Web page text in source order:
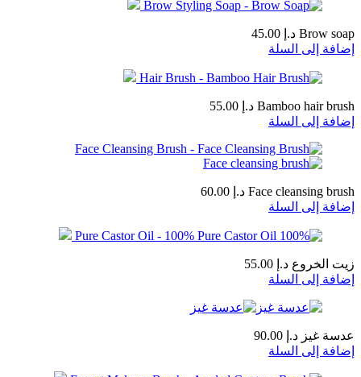
Brow soap د.إ
إضافة إلى السلة
Bamboo hair brush د.إ
إضافة إلى السلة
Face cleansing brush د.إ
إضافة إلى السلة
زيت الخروع د.إ
إضافة إلى السلة
عدسة غيز د.إ
إضافة إلى السلة